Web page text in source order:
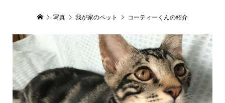
写真 我が家のペット コーティーくんの紹介